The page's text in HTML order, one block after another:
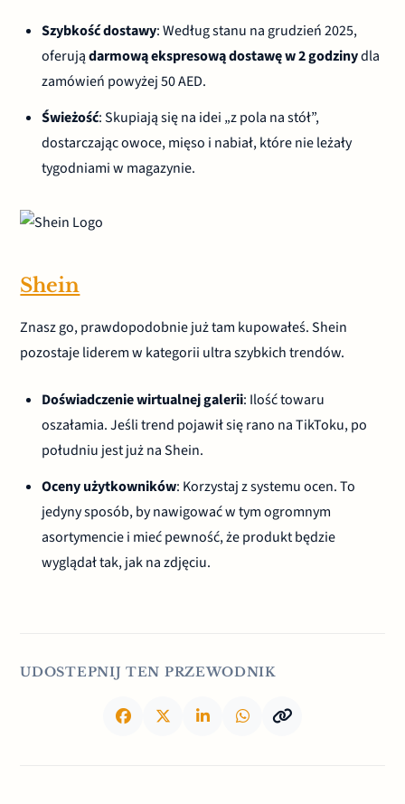
Szybkość dostawy: Według stanu na grudzień 2025,
oferujądarmową ekspresową dostawę w 2 godzinydla
zamówień powyżej 50 AED.
Świeżość: Skupiają się na idei „z pola na stół”,
dostarczając owoce, mięso i nabiał, które nie leżały
tygodniami w magazynie.
Shein
Znasz go, prawdopodobnie już tam kupowałeś. Shein
pozostaje liderem w kategorii ultra szybkich trendów.
Doświadczenie wirtualnej galerii: Ilość towaru
oszałamia. Jeśli trend pojawił się rano na TikToku, po
południu jest już na Shein.
Oceny użytkowników: Korzystaj z systemu ocen. To
jedyny sposób, by nawigować w tym ogromnym
asortymencie i mieć pewność, że produkt będzie
wyglądał tak, jak na zdjęciu.
UDOSTEPNIJ TEN PRZEWODNIK